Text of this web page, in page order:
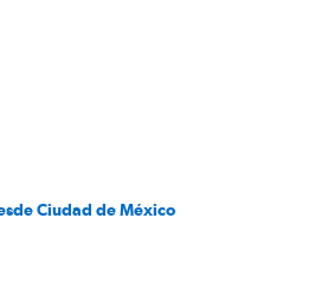
Ciudad de México